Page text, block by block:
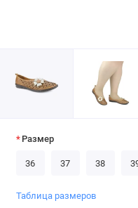
Размер
36 37 38
Таблица размеров